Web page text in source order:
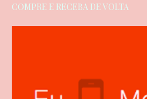
COMPRE E RECEBA DE VOLTA